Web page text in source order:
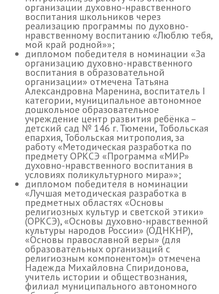
организации духовно-нравственного
воспитания школьников через
реализацию программы по духовно-
нравственному воспитанию «Люблю тебя,
мой край родной»»;
дипломом победителя в номинации «За
организацию духовно-нравственного
воспитания в образовательной
организации» отмечена Татьяна
Александровна Маренина, воспитатель I
категории, муниципальное автономное
дошкольное образовательное
учреждение центр развития ребёнка –
детский сад № 146 г. Тюмени, Тобольская
епархия, Тобольская митрополия, за
работу «Методическая разработка по
предмету ОРКСЭ «Программа «МИР»
духовно-нравственного воспитания в
условиях поликультурного мира»»;
дипломом победителя в номинации
«Лучшая методическая разработка в
предметных областях «Основы
религиозных культур и светской этики»
(ОРКСЭ), «Основы духовно-нравственной
культуры народов России» (ОДНКНР),
«Основы православной веры» (для
образовательных организаций с
религиозным компонентом)» отмечена
Надежда Михайловна Спиридонова,
учитель истории и обществознания,
филиал муниципального автономного